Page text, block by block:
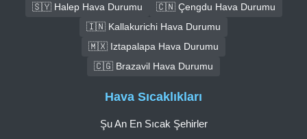
🇸🇾 Halep Hava Durumu
🇨🇳 Çengdu Hava Durumu
🇮🇳 Kallakurichi Hava Durumu
🇲🇽 Iztapalapa Hava Durumu
🇨🇬 Brazavil Hava Durumu
Hava Sıcaklıkları
Şu An En Sıcak Şehirler